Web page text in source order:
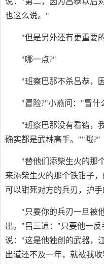
也这么说。"
"但是另外还有更重要
"哪一点?"
"班察巴那不杀吕恭，
"冒险?"小燕问："冒什
"班察巴那没有看错，
确实都是武林高手。""哦?"
"替他们添柴生火的那
来添柴生火的那个铁钳子
可以钳死对方的兵刃，护
"只要你的兵刃一旦被
出。"吕三道："只要他一
说："这是他独创的武器，
出道还不及一年，就被我